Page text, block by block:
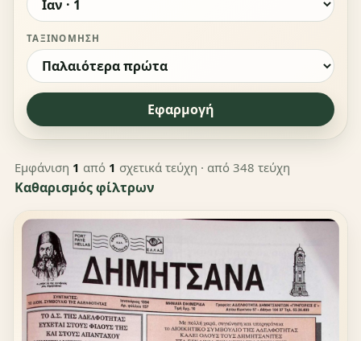
ΤΑΞΙΝΌΜΗΣΗ
Εφαρμογή
Εμφάνιση 1 από 1 σχετικά τεύχη · από 348 τεύχη
Καθαρισμός φίλτρων